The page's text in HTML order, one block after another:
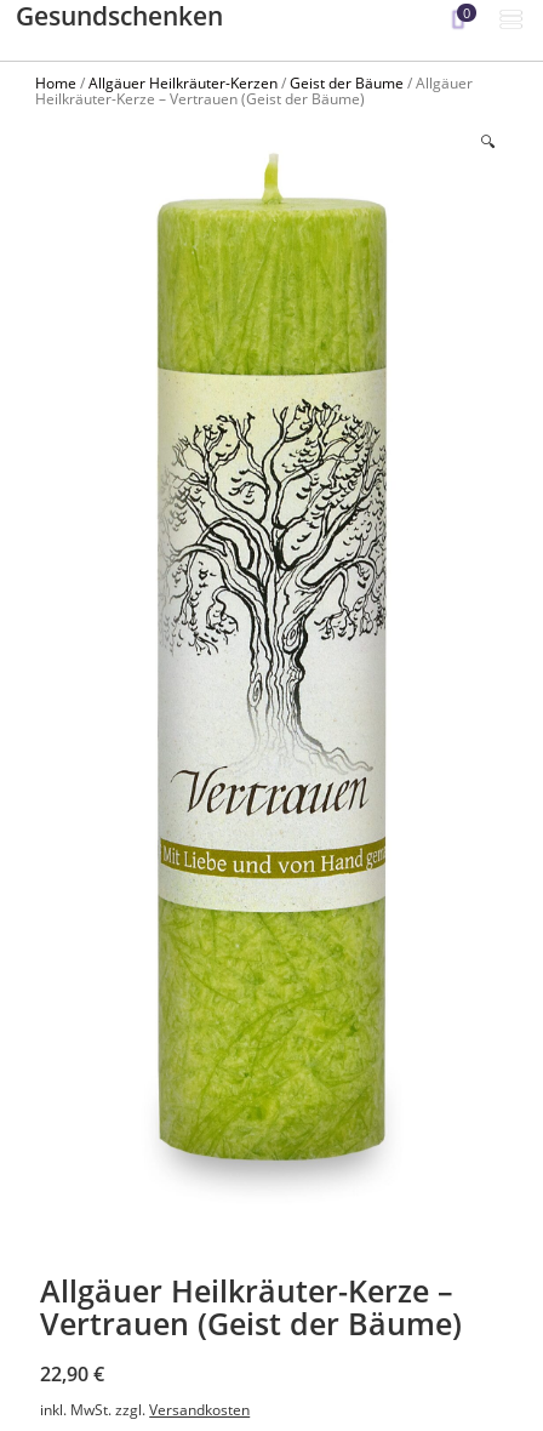
Gesundschenken 0
Home /Allgäuer Heilkräuter-Kerzen/Geist der Bäume / Allgäuer
Heilkräuter-Kerze – Vertrauen (Geist der Bäume)
🔍
Allgäuer Heilkräuter-Kerze –
Vertrauen (Geist der Bäume)
22,90€
inkl. MwSt. zzgl.Versandkosten